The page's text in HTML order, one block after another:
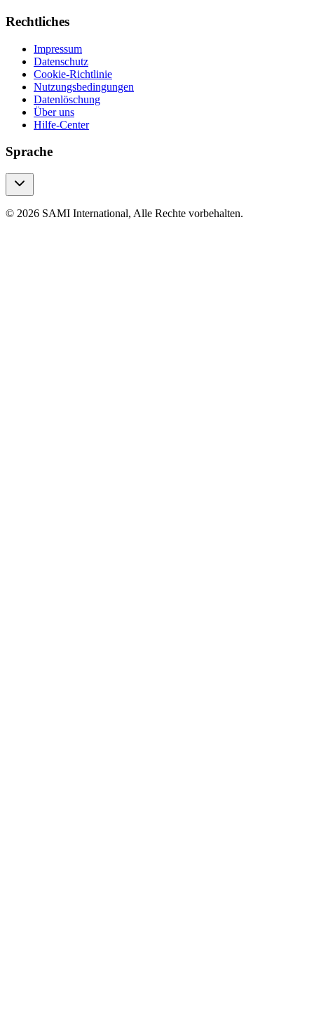
Rechtliches
Impressum
Datenschutz
Cookie-Richtlinie
Nutzungsbedingungen
Datenlöschung
Über uns
Hilfe-Center
Sprache
© 2026 SAMI International, Alle Rechte vorbehalten.